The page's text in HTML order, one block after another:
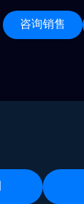
咨询销售